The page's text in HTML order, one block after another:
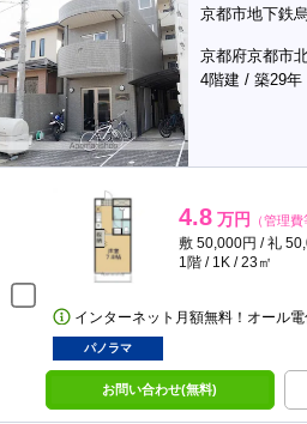
京都市地下鉄
京都府京都市
4階建 / 築29年
4.8 万円 （管理
敷 50,000円 / 礼
1階 / 1K / 23㎡
インターネット月額無料！オール
パノラマ
お問い合わせ(無料)